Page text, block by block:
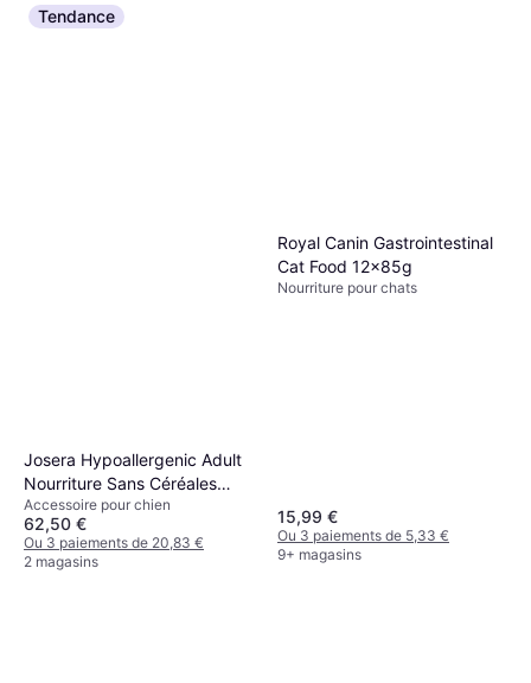
Tendance
Josera Hypoallergenic Adult
Nourriture Sans Céréales
12.5kg
Accessoire pour chien
62,50 €
Ou 3 paiements de 20,83 €
2 magasins
Royal Canin Gastrointestinal
Cat Food 12x85g
Nourriture pour chats
15,99 €
Ou 3 paiements de 5,33 €
9+ magasins